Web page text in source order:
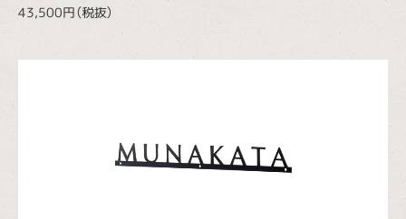
43,500円（税抜）